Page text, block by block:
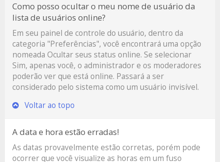
Como posso ocultar o meu nome de usuário da
lista de usuários online?
Em seu painel de controle do usuário, dentro da
categoria "Preferências", você encontrará uma opção
nomeada Ocultar seus status online. Se selecionar
Sim, apenas você, o administrador e os moderadores
poderão ver que está online. Passará a ser
considerado pelo sistema como um usuário invisível.
Voltar ao topo
A data e hora estão erradas!
As datas provavelmente estão corretas, porém pode
ocorrer que você visualize as horas em um fuso